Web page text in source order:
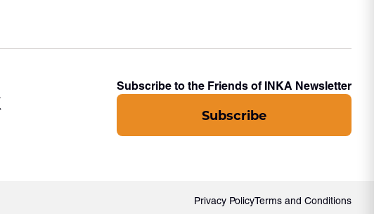
Subscribe to the Friends of INKA Newsletter
Subscribe
Privacy PolicyTerms and Conditions